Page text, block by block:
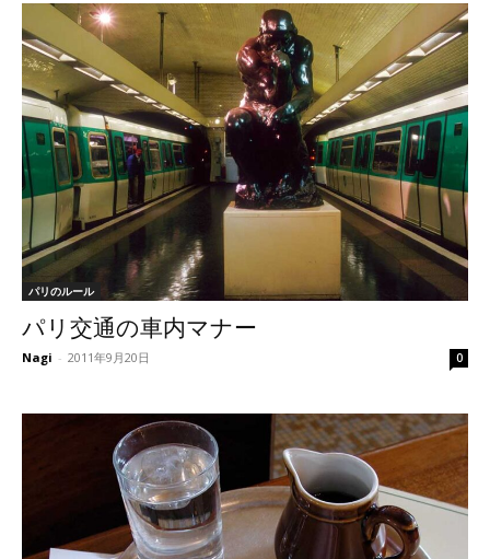
パリのルール
パリ交通の車内マナー
Nagi - 2011年9月20日 0